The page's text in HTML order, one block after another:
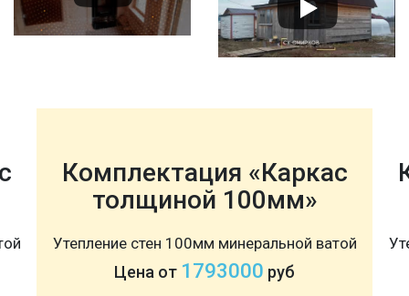
Комплектация «Каркас
толщиной 100мм»
Утепление стен 100мм минеральной ватой
Цена от 1793000 руб